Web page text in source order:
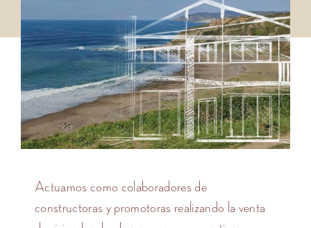
Actuamos como colaboradores de
constructoras y promotoras realizando la venta